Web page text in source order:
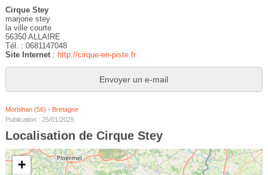
Cirque Stey
marjorie stey
la ville courte
56350 ALLAIRE
Tél. : 0681147048
Site Internet: http://cirque-en-piste.fr
Envoyer un e-mail
Morbihan (56) - Bretagne
Publication : 25/01/2025
Localisation de Cirque Stey
+